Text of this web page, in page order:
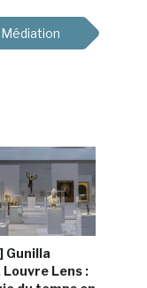
Médiation
Gunilla
Lens :